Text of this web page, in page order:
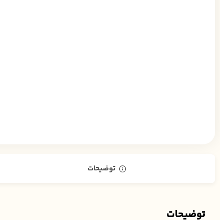
توضیحات
توضیحات